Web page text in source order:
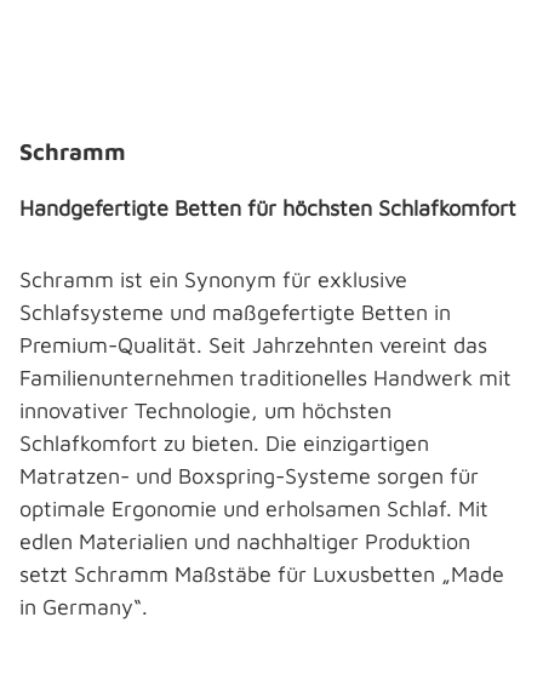
Schramm
Handgefertigte Betten für höchsten Schlafkomfort
Schramm ist ein Synonym für exklusive
Schlafsysteme und maßgefertigte Betten in
Premium-Qualität. Seit Jahrzehnten vereint das
Familienunternehmen traditionelles Handwerk mit
innovativer Technologie, um höchsten
Schlafkomfort zu bieten. Die einzigartigen
Matratzen- und Boxspring-Systeme sorgen für
optimale Ergonomie und erholsamen Schlaf. Mit
edlen Materialien und nachhaltiger Produktion
setzt Schramm Maßstäbe für Luxusbetten „Made
in Germany“.